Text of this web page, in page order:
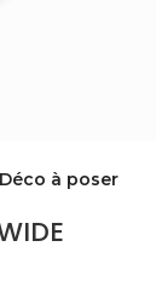
Déco à poser